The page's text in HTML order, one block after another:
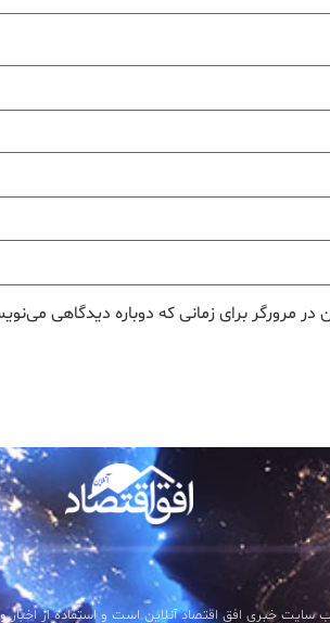
مرورگر برای زمانی که دوباره دیدگاهی
خبری افق اقتصاد آنلاین است و استفاده از اخبار و